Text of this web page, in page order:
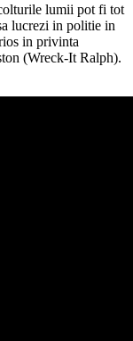
lumii pot fi tot
lucrezi in politie in
in privinta
(Wreck-It Ralph).